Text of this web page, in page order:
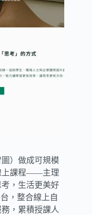
）做成可規模
上課程——主理
，生活更美好
台，整合線上自
，累積授課人